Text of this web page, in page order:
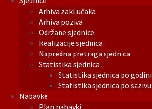
Arhiva zaključaka
Arhiva poziva
Održane sjednice
Realizacije sjednica
Napredna pretraga sjednica
Statistika sjednica
Statistika sjednica po godini
Statistika sjednica po sazivu
Nabavke
Plan nabavki